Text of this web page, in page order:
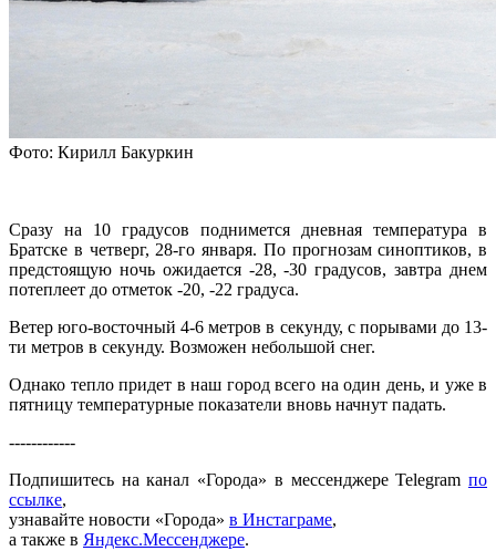
Фото: Кирилл Бакуркин
Сразу на 10 градусов поднимется дневная температура в
Братске в четверг, 28-го января. По прогнозам синоптиков, в
предстоящую ночь ожидается -28, -30 градусов, завтра днем
потеплеет до отметок -20, -22 градуса.
Ветер юго-восточный 4-6 метров в секунду, с порывами до 13-
ти метров в секунду. Возможен небольшой снег.
Однако тепло придет в наш город всего на один день, и уже в
пятницу температурные показатели вновь начнут падать.
------------
Подпишитесь на канал «Города» в мессенджере Telegram по
ссылке,
узнавайте новости «Города» в Инстаграме,
а также в Яндекс.Мессенджере.